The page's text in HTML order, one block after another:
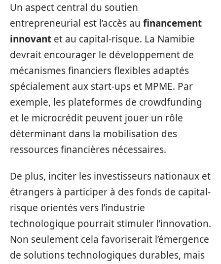
Un aspect central du soutien
entrepreneurial est l’accès au financement
innovant et au capital-risque. La Namibie
devrait encourager le développement de
mécanismes financiers flexibles adaptés
spécialement aux start-ups et MPME. Par
exemple, les plateformes de crowdfunding
et le microcrédit peuvent jouer un rôle
déterminant dans la mobilisation des
ressources financières nécessaires.
De plus, inciter les investisseurs nationaux et
étrangers à participer à des fonds de capital-
risque orientés vers l’industrie
technologique pourrait stimuler l’innovation.
Non seulement cela favoriserait l’émergence
de solutions technologiques durables, mais